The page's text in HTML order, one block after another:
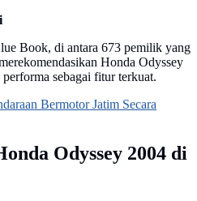
Book, di antara 673 pemilik yang
Honda Odyssey
sebagai fitur terkuat.
Bermotor Jatim Secara
Odyssey 2004 di